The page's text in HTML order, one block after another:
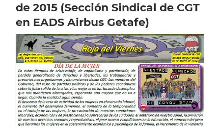
de 2015 (Sección Sindical de CGT
en EADS Airbus Getafe)